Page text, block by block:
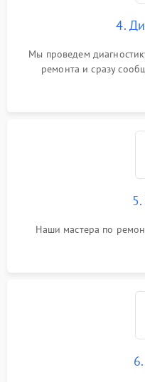
4.
Мы проведем
ремонта и сразу
Наши мастера по